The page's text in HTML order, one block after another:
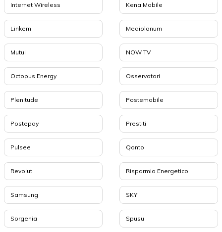
Internet Wireless Kena Mobile
Linkem Mediolanum
Mutui NOW TV
Octopus Energy Osservatori
Plenitude Postemobile
Postepay Prestiti
Pulsee Qonto
Revolut Risparmio Energetico
Samsung SKY
Sorgenia Spusu